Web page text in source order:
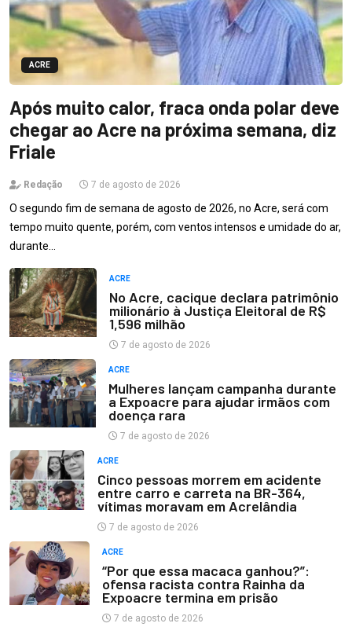
ACRE
Após muito calor, fraca onda polar deve
chegar ao Acre na próxima semana, diz
Friale
Redação 7 de agosto de 2026
O segundo fim de semana de agosto de 2026, no Acre, será com
tempo muito quente, porém, com ventos intensos e umidade do ar,
durante…
ACRE
No Acre, cacique declara patrimônio
milionário à Justiça Eleitoral de R$
1,596 milhão
7 de agosto de 2026
ACRE
Mulheres lançam campanha durante
a Expoacre para ajudar irmãos com
doença rara
7 de agosto de 2026
ACRE
Cinco pessoas morrem em acidente
entre carro e carreta na BR-364,
vítimas moravam em Acrelândia
7 de agosto de 2026
ACRE
“Por que essa macaca ganhou?”:
ofensa racista contra Rainha da
Expoacre termina em prisão
7 de agosto de 2026